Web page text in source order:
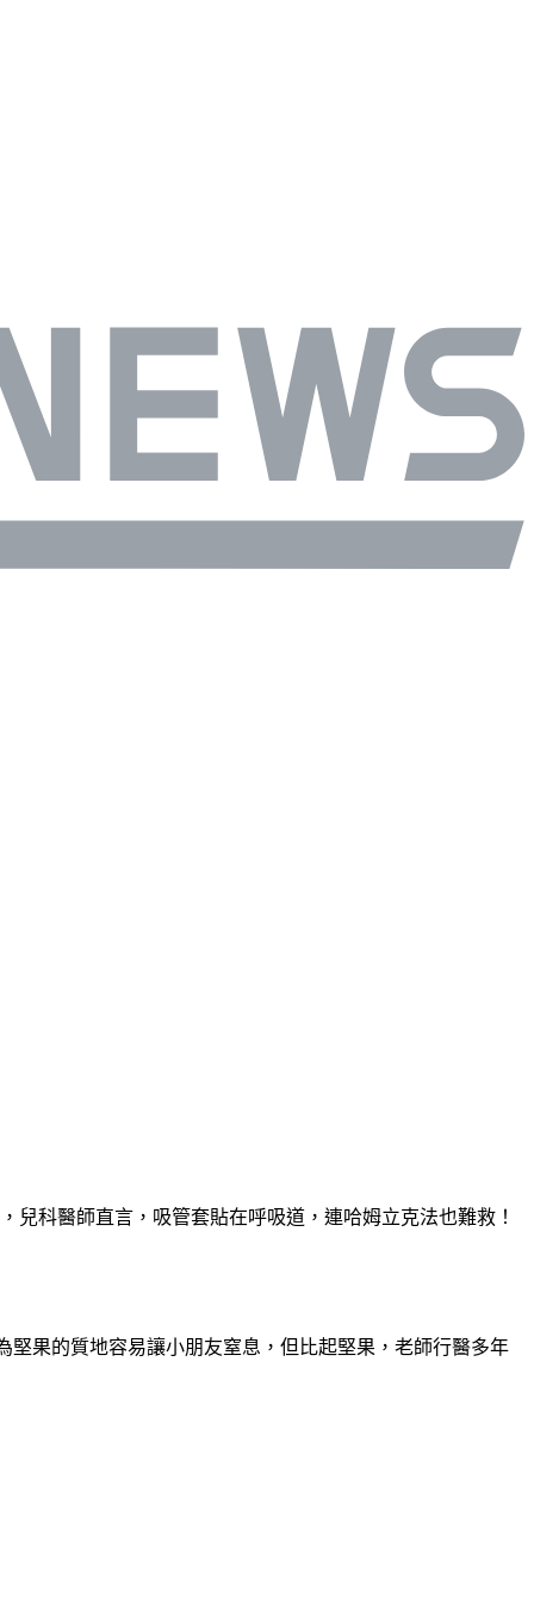
科醫師直言，吸管套貼在呼吸道，連哈姆立克法也難救！
果的質地容易讓小朋友窒息，但比起堅果，老師行醫多年